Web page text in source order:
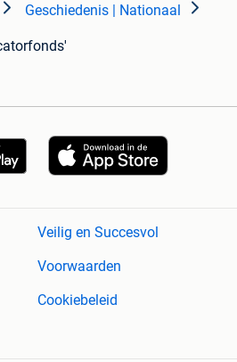
Geschiedenis | Nationaal
Veilig en Succesvol
Voorwaarden
Cookiebeleid